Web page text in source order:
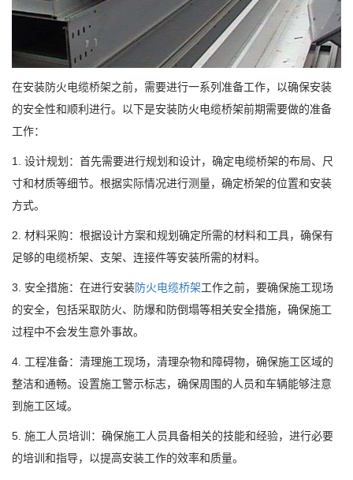
在安装防火电缆桥架之前，需要进行一系列准备工作，以确保安装
的安全性和顺利进行。以下是安装防火电缆桥架前期需要做的准备
工作：
1. 设计规划：首先需要进行规划和设计，确定电缆桥架的布局、尺
寸和材质等细节。根据实际情况进行测量，确定桥架的位置和安装
方式。
2. 材料采购：根据设计方案和规划确定所需的材料和工具，确保有
足够的电缆桥架、支架、连接件等安装所需的材料。
3. 安全措施：在进行安装防火电缆桥架工作之前，要确保施工现场
的安全，包括采取防火、防爆和防倒塌等相关安全措施，确保施工
过程中不会发生意外事故。
4. 工程准备：清理施工现场，清理杂物和障碍物，确保施工区域的
整洁和通畅。设置施工警示标志，确保周围的人员和车辆能够注意
到施工区域。
5. 施工人员培训：确保施工人员具备相关的技能和经验，进行必要
的培训和指导，以提高安装工作的效率和质量。